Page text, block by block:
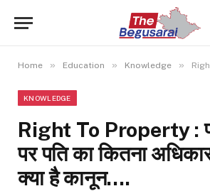
Home » Education » Knowledge » Right To
KNOWLEDGE
Right To Property :
पर पति का कितना
क्या है कानून….